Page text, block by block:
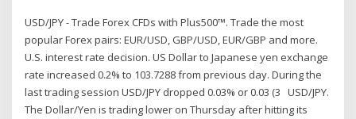
USD/JPY - Trade Forex CFDs with Plus500™. Trade the most
popular Forex pairs: EUR/USD, GBP/USD, EUR/GBP and more.
U.S. interest rate decision. US Dollar to Japanese yen exchange
rate increased 0.2% to 103.7288 from previous day. During the
last trading session USD/JPY dropped 0.03% or 0.03 (3 USD/JPY.
The Dollar/Yen is trading lower on Thursday after hitting its